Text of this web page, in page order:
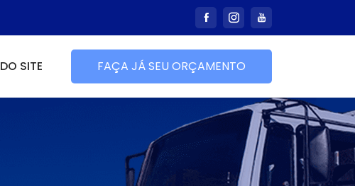
SITE FAÇA JÁ SEU ORÇAMENTO